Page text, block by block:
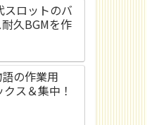
スロットのバ
久BGMを作
の作業用
ス＆集中！